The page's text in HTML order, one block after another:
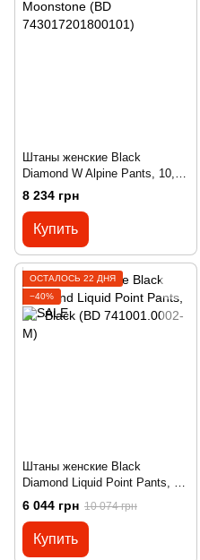
Штаны женские Black
Diamond W Alpine Pants, 10,
Moonstone (BD
743017201800101)
8 234 грн
Купить
ОСТАЛОСЬ 22 ДНЯ
−40%
Штаны женские Black
Diamond Liquid Point Pants, M
- Black (BD 741001.0002-M)
6 044 грн 10 074 грн
Купить